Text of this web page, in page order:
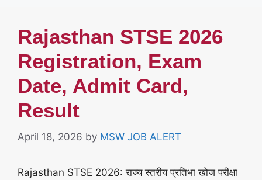
Rajasthan STSE 2026
Registration, Exam
Date, Admit Card,
Result
April 18, 2026 by MSW JOB ALERT
Rajasthan STSE 2026: राज्य स्तरीय प्रतिभा खोज परीक्षा